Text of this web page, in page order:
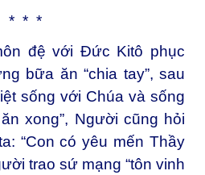
* * *
đệ với Đức Kitô phục
bữa ăn “chia tay”, sau
sống với Chúa và sống
xong”, Người cũng hỏi
“Con có yêu mến Thầy
trao sứ mạng “tôn vinh